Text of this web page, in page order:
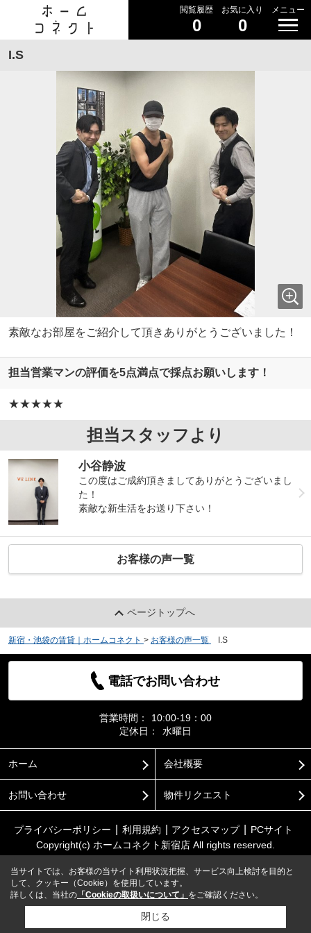
閲覧履歴
0
お気に入り
0
メニュー
I.S
素敵なお部屋をご紹介して頂きありがとうございました！
担当営業マンの評価を5点満点で採点お願いします！
★★★★★
担当スタッフより
小谷静波
この度はご成約頂きましてありがとうございまし
た！
素敵な新生活をお送り下さい！
お客様の声一覧
ページトップへ
新宿・池袋の賃貸｜ホームコネクト > お客様の声一覧 I.S
電話でお問い合わせ
営業時間：
10:00-19：00
定休日：
水曜日
ホーム 会社概要
お問い合わせ 物件リクエスト
プライバシーポリシー 利用規約 アクセスマップ
PCサイト
Copyright(c) ホームコネクト新宿店 All rights reserved.
当サイトでは、お客様の当サイト利用状況把握、サービス向上検討を目的と
して、クッキー（Cookie）を使用しています。
詳しくは、当社の 「Cookieの取扱いについて」 をご確認ください。
閉じる